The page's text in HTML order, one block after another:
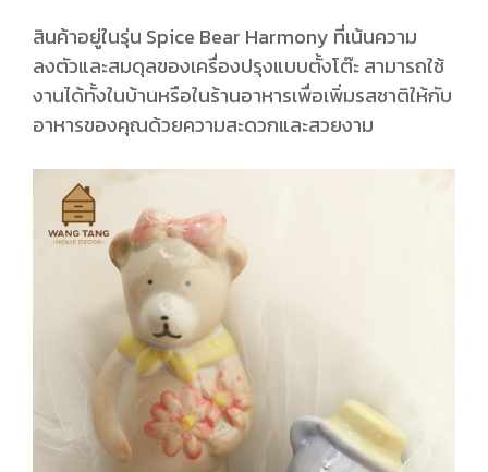
สินค้าอยู่ในรุ่น Spice Bear Harmony ที่เน้นความ
ลงตัวและสมดุลของเครื่องปรุงแบบตั้งโต๊ะ สามารถใช้
งานได้ทั้งในบ้านหรือในร้านอาหารเพื่อเพิ่มรสชาติให้กับ
อาหารของคุณด้วยความสะดวกและสวยงาม